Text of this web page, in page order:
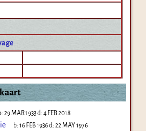
29 MAR 1933d:4 FEB 2018
b:16 FEB 1936d:22 MAY 1976